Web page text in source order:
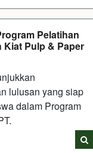
Pelatihan
Kiat Pulp & Paper
lulusan yang siap
dalam Program